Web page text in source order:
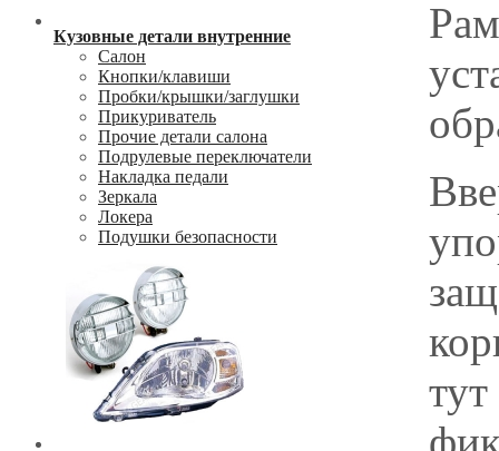
Кузовные детали внутренние
Салон
Кнопки/клавиши
Пробки/крышки/заглушки
Прикуриватель
Прочие детали салона
Подрулевые переключатели
Накладка педали
Зеркала
Локера
Подушки безопасности